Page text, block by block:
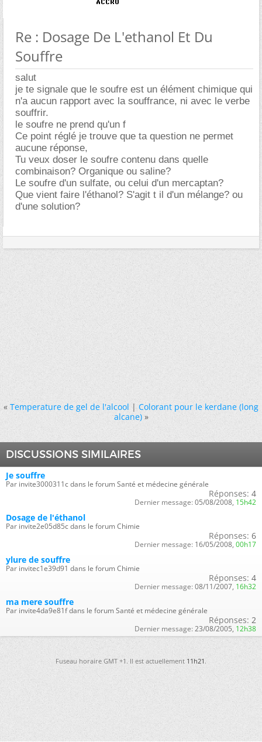
Re : Dosage De L'ethanol Et Du
Souffre
salut
je te signale que le soufre est un élément chimique qui
n'a aucun rapport avec la souffrance, ni avec le verbe
souffrir.
le soufre ne prend qu'un f
Ce point réglé je trouve que ta question ne permet
aucune réponse,
Tu veux doser le soufre contenu dans quelle
combinaison? Organique ou saline?
Le soufre d'un sulfate, ou celui d'un mercaptan?
Que vient faire l'éthanol? S'agit t il d'un mélange? ou
d'une solution?
« Temperature de gel de l'alcool|Colorant pour le kerdane (long
alcane) »
DISCUSSIONS SIMILAIRES
Je souffre
Par invite3000311c dans le forum Santé et médecine générale
Réponses: 4
Dernier message: 05/08/2008, 15h42
Dosage de l'éthanol
Par invite2e05d85c dans le forum Chimie
Réponses: 6
Dernier message: 16/05/2008, 00h17
ylure de souffre
Par invitec1e39d91 dans le forum Chimie
Réponses: 4
Dernier message: 08/11/2007, 16h32
ma mere souffre
Par invite4da9e81f dans le forum Santé et médecine générale
Réponses: 2
Dernier message: 23/08/2005, 12h38
Fuseau horaire GMT +1. Il est actuellement11h21.